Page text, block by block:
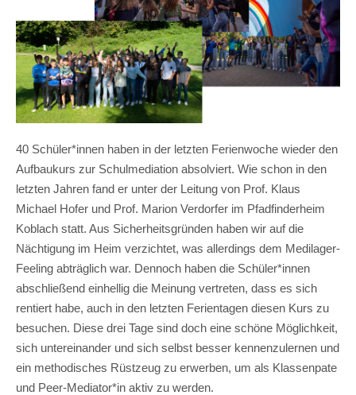
40 Schüler*innen haben in der letzten Ferienwoche wieder den
Aufbaukurs zur Schulmediation absolviert. Wie schon in den
letzten Jahren fand er unter der Leitung von Prof. Klaus
Michael Hofer und Prof. Marion Verdorfer im Pfadfinderheim
Koblach statt. Aus Sicherheitsgründen haben wir auf die
Nächtigung im Heim verzichtet, was allerdings dem Medilager-
Feeling abträglich war. Dennoch haben die Schüler*innen
abschließend einhellig die Meinung vertreten, dass es sich
rentiert habe, auch in den letzten Ferientagen diesen Kurs zu
besuchen. Diese drei Tage sind doch eine schöne Möglichkeit,
sich untereinander und sich selbst besser kennenzulernen und
ein methodisches Rüstzeug zu erwerben, um als Klassenpate
und Peer-Mediator*in aktiv zu werden.